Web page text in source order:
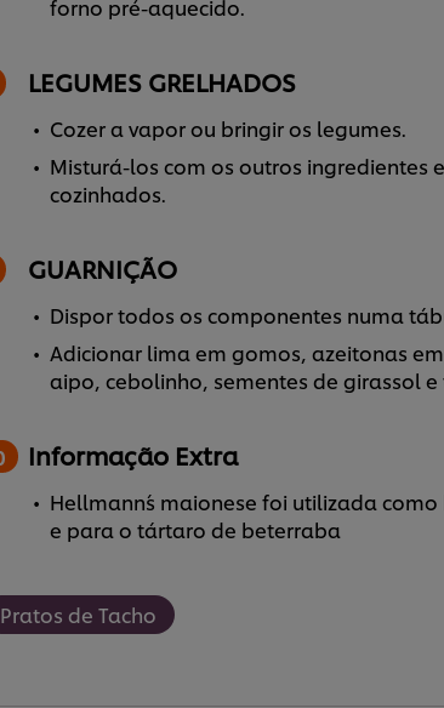
forno pré-aquecido.
LEGUMES GRELHADOS
Cozer a vapor ou bringir os legumes.
Misturá-los com os outros ingredientes
cozinhados.
GUARNIÇÃO
Dispor todos os componentes numa
Adicionar lima em gomos, azeitonas
aipo, cebolinho, sementes de girassol
Informação Extra
Hellmann´s maionese foi utilizada
e para o tártaro de beterraba
Pratos de Tacho